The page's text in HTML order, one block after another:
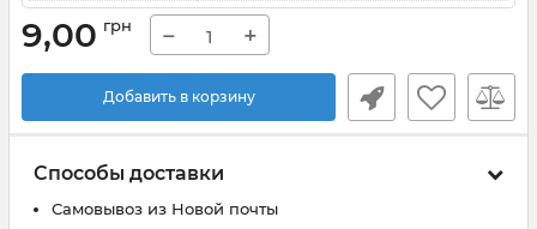
9,00 грн − +
Добавить в корзину
Способы доставки
Самовывоз из Новой почты